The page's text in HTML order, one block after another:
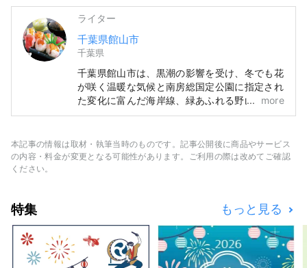
ャラリーなどがあり、館山夕日桟橋に
客船が発着する際には待合所としても
利用されます。地元の農水産物等を販
売する「海のマルシェたてやま」や、
レストラン「館山なぎさ食堂」も隣接
しています。
ライター
千葉県館山市
千葉県
千葉県館山市は、黒潮の影響を受け、冬でも花
が咲く温暖な気候と南房総国定公園に指定され
た変化に富んだ海岸線、緑あふれる野山や新鮮
な海と山の幸に恵まれた自然豊かなまちです。
大名里見氏ゆかりの史跡などが残る歴史とロマ
ン漂うまちでもあります。 千葉県の南端、東
more
本記事の情報は取材・執筆当時のものです。記事公開後に商品やサービス
の内容・料金が変更となる可能性があります。ご利用の際は改めてご確認
ください。
特集 もっと見る